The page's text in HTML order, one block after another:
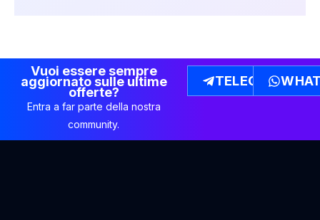
Vuoi essere sempre
aggiornato sulle ultime
offerte?
Entra a far parte della nostra
community.
TELEGRAM